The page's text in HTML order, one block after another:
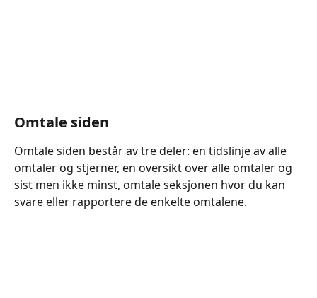
Omtale siden
Omtale siden består av tre deler: en tidslinje av alle
omtaler og stjerner, en oversikt over alle omtaler og
sist men ikke minst, omtale seksjonen hvor du kan
svare eller rapportere de enkelte omtalene.